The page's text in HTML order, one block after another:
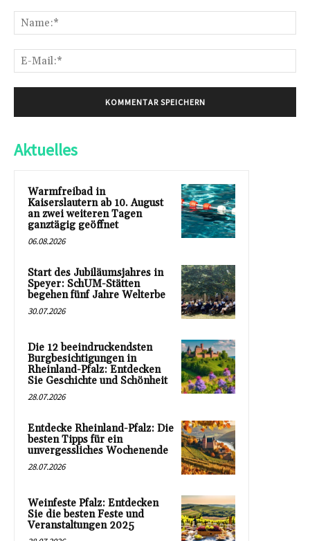
Aktuelles
Warmfreibad in
Kaiserslautern ab 10. August
an zwei weiteren Tagen
ganztägig geöffnet
06.08.2026
Start des Jubiläumsjahres in
Speyer: SchUM-Stätten
begehen fünf Jahre Welterbe
30.07.2026
Die 12 beeindruckendsten
Burgbesichtigungen in
Rheinland-Pfalz: Entdecken
Sie Geschichte und Schönheit
28.07.2026
Entdecke Rheinland-Pfalz: Die
besten Tipps für ein
unvergessliches Wochenende
28.07.2026
Weinfeste Pfalz: Entdecken
Sie die besten Feste und
Veranstaltungen 2025